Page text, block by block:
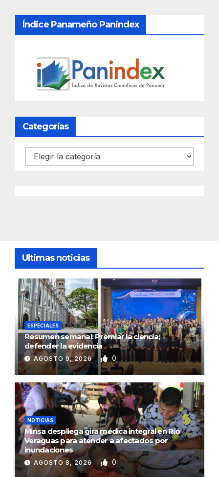
Índice Panameño Panindex
Categorías
Categorías
Ultimas noticias
ESPECIALES
Resumen semanal: Premiar la ciencia;
defender la evidencia
AGOSTO 9, 2026 0
NOTICIAS
Minsa despliega gira médica integral en Río
Veraguas para atender a afectados por
inundaciones
AGOSTO 8, 2026 0